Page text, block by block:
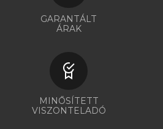
GARANTÁLT
ÁRAK
MINŐSÍTETT
VISZONTELADÓ